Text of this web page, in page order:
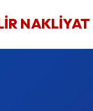
NAKLİYAT